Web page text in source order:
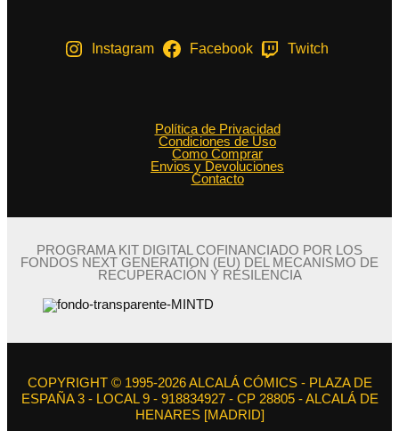
Instagram Facebook Twitch
Política de Privacidad
Condiciones de Uso
Como Comprar
Envios y Devoluciones
Contacto
PROGRAMA KIT DIGITAL COFINANCIADO POR LOS
FONDOS NEXT GENERATION (EU) DEL MECANISMO DE
RECUPERACIÓN Y RESILENCIA
COPYRIGHT © 1995-2026 ALCALÁ CÓMICS - PLAZA DE
ESPAÑA 3 - LOCAL 9 - 918834927 - CP 28805 - ALCALÁ DE
HENARES [MADRID]